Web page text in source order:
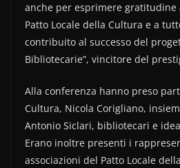
anche per esprimere gratitudine
Patto Locale della Cultura e a
contribuito al successo del
Bibliotecarie”, vincitore del
Alla conferenza hanno preso
Cultura, Nicola Corigliano,
Antonio Siclari, bibliotecari e
Erano inoltre presenti i
associazioni del Patto Locale